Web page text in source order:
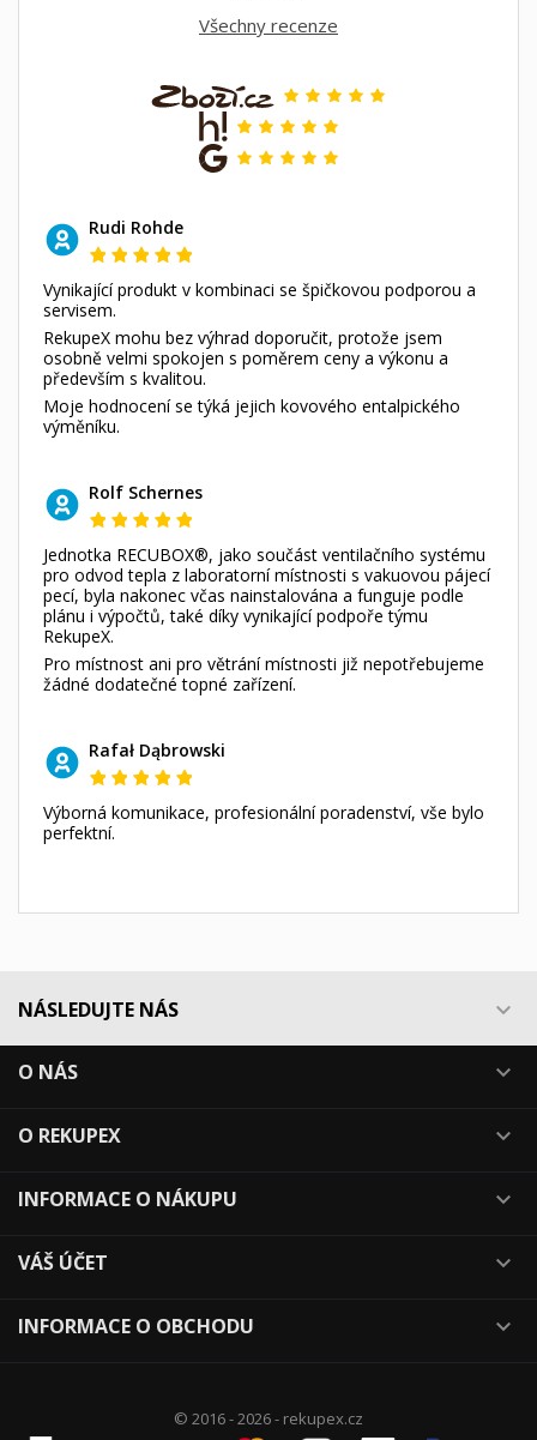
Všechny recenze
Rudi Rohde
Vynikající produkt v kombinaci se špičkovou podporou a
servisem.
RekupeX mohu bez výhrad doporučit, protože jsem
osobně velmi spokojen s poměrem ceny a výkonu a
především s kvalitou.
Moje hodnocení se týká jejich kovového entalpického
výměníku.
Rolf Schernes
Jednotka RECUBOX®, jako součást ventilačního systému
pro odvod tepla z laboratorní místnosti s vakuovou pájecí
pecí, byla nakonec včas nainstalována a funguje podle
plánu i výpočtů, také díky vynikající podpoře týmu
RekupeX.
Pro místnost ani pro větrání místnosti již nepotřebujeme
žádné dodatečné topné zařízení.
Rafał Dąbrowski
Výborná komunikace, profesionální poradenství, vše bylo
perfektní.
NÁSLEDUJTE NÁS 
O NÁS 
O REKUPEX 
INFORMACE O NÁKUPU 
VÁŠ ÚČET 
INFORMACE O OBCHODU 
© 2016 - 2026 - rekupex.cz